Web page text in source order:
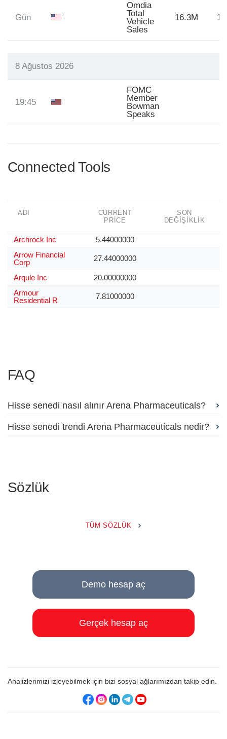
Gün
Omdia
Total
Vehicle
Sales
16.3M
8 Ağustos 2026
19:45
FOMC
Member
Bowman
Speaks
Connected Tools
ADI
CURRENT
PRICE
SON
DEĞIŞIKLIK
Archrock Inc
5.44000000
Arrow Financial
Corp
27.44000000
Arqule Inc
20.00000000
Armour
Residential R
7.81000000
FAQ
Hisse senedi nasıl alınır Arena Pharmaceuticals?
Hisse senedi trendi Arena Pharmaceuticals nedir?
Sözlük
TÜM SÖZLÜK
Demo hesap aç
Gerçek hesap aç
Analizlerimizi izleyebilmek için bizi sosyal ağlarımızdan takip edin.